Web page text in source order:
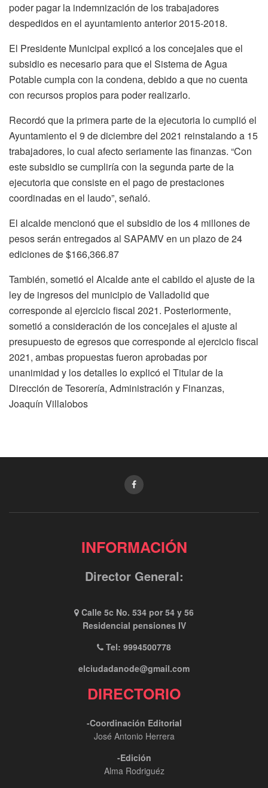
poder pagar la indemnización de los trabajadores
despedidos en el ayuntamiento anterior 2015-2018.
El Presidente Municipal explicó a los concejales que el
subsidio es necesario para que el Sistema de Agua
Potable cumpla con la condena, debido a que no cuenta
con recursos propios para poder realizarlo.
Recordó que la primera parte de la ejecutoria lo cumplió el
Ayuntamiento el 9 de diciembre del 2021 reinstalando a 15
trabajadores, lo cual afecto seriamente las finanzas. “Con
este subsidio se cumpliría con la segunda parte de la
ejecutoria que consiste en el pago de prestaciones
coordinadas en el laudo”, señaló.
El alcalde mencionó que el subsidio de los 4 millones de
pesos serán entregados al SAPAMV en un plazo de 24
ediciones de $166,366.87
También, sometió el Alcalde ante el cabildo el ajuste de la
ley de ingresos del municipio de Valladolid que
corresponde al ejercicio fiscal 2021. Posteriormente,
sometió a consideración de los concejales el ajuste al
presupuesto de egresos que corresponde al ejercicio fiscal
2021, ambas propuestas fueron aprobadas por
unanimidad y los detalles lo explicó el Titular de la
Dirección de Tesorería, Administración y Finanzas,
Joaquín Villalobos
INFORMACIÓN
Director General:
Calle 5c No. 534 por 54 y 56
Residencial pensiones IV
Tel: 9994500778
elciudadanode@gmail.com
DIRECTORIO
-Coordinación Editorial
José Antonio Herrera
-Edición
Alma Rodriguéz